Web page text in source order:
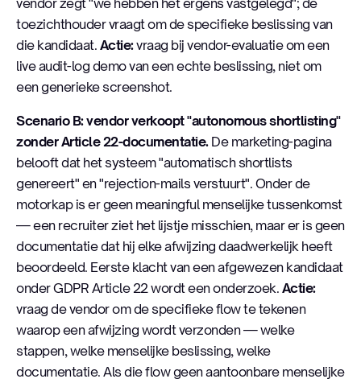
toezichthouder vraagt om de specifieke beslissing van
die kandidaat. Actie:vraag bij vendor-evaluatie om een
live audit-log demo van een echte beslissing, niet om
een generieke screenshot.
Scenario B: vendor verkoopt "autonomous shortlisting"
zonder Article 22-documentatie.De marketing-pagina
belooft dat het systeem "automatisch shortlists
genereert" en "rejection-mails verstuurt". Onder de
motorkap is er geen meaningful menselijke tussenkomst
— een recruiter ziet het lijstje misschien, maar er is geen
documentatie dat hij elke afwijzing daadwerkelijk heeft
beoordeeld. Eerste klacht van een afgewezen kandidaat
onder GDPR Article 22 wordt een onderzoek. Actie:
vraag de vendor om de specifieke flow te tekenen
waarop een afwijzing wordt verzonden — welke
stappen, welke menselijke beslissing, welke
documentatie. Als die flow geen aantoonbare menselijke